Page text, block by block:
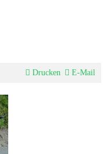
Drucken E-Mail